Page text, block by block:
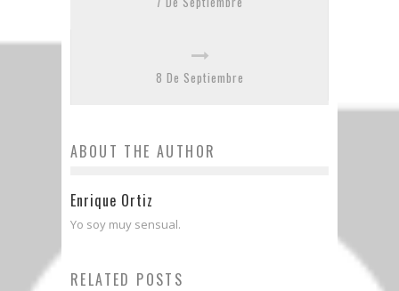
8 De Septiembre
ABOUT THE AUTHOR
Enrique Ortiz
Yo soy muy sensual.
RELATED POSTS